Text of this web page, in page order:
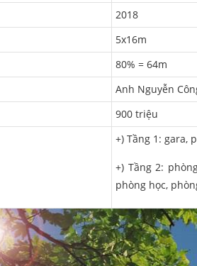
2018
5x16m
80% = 64m
Anh Nguyễn
900 triệu
+) Tầng 1: gara,
+) Tầng 2:
phòng học,